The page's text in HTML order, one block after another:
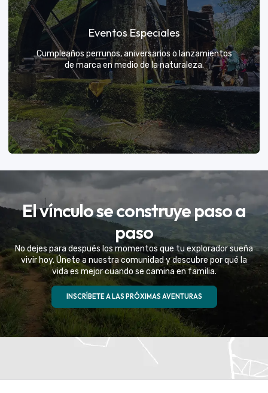
Formación y talleres
Aprende de expertos a ser el mejor guía para tu
propio explorador
VER MÁS
Eventos Especiales
Cumpleaños perrunos, aniversarios o lanzamientos
de marca en medio de la naturaleza.
Eventos Especiales
Celebramos la vida de tu mejor amigo con una
experiencia fuera de serie
VER MÁS
El vínculo se construye paso a
paso
No dejes para después los momentos que tu explorador sueña
vivir hoy. Únete a nuestra comunidad y descubre por qué la
vida es mejor cuando se camina en familia.
INSCRÍBETE A LAS PRÓXIMAS AVENTURAS